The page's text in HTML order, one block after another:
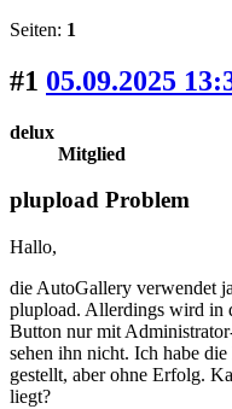
Seiten: 1
#1 05.09.2025
delux
Mitglied
plupload Problem
Hallo,
die AutoGallery verwendet
plupload. Allerdings wird in
Button nur mit
sehen ihn nicht. Ich habe
gestellt, aber ohne Erfolg.
liegt?